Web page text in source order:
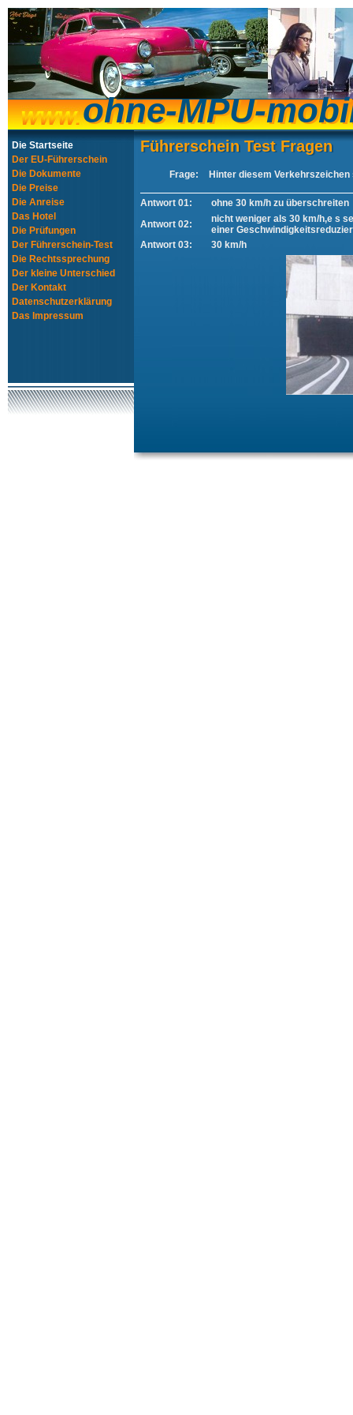
ohne-MPU-
ohne-MPU-
Die Startseite
Der EU-Führerschein
Die Dokumente
Die Preise
Die Anreise
Das Hotel
Die Prüfungen
Der Führerschein-Test
Die Rechtssprechung
Der kleine Unterschied
Der Kontakt
Datenschutzerklärung
Das Impressum
Führerschein Test Fragen
Führerschein Test Fragen
Frage: Hinter diesem
Antwort 01:
ohne 30 km/h zu überschreiten
Antwort 02:
nicht weniger als 30 km/h,e s
einer
Antwort 03:
30 km/h